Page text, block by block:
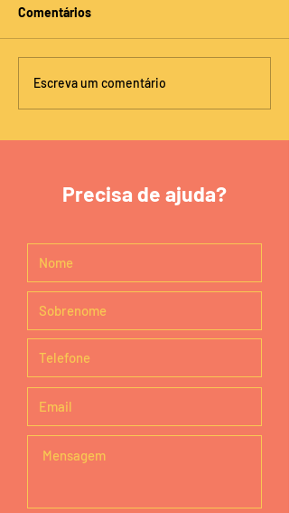
Comentários
Escreva um comentário
Precisa de ajuda?